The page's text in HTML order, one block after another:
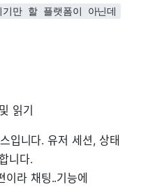
기만 할 플랫폼이 아닌데
읽기
입니다. 유저 세션, 상태
니다.
라 채팅..기능에